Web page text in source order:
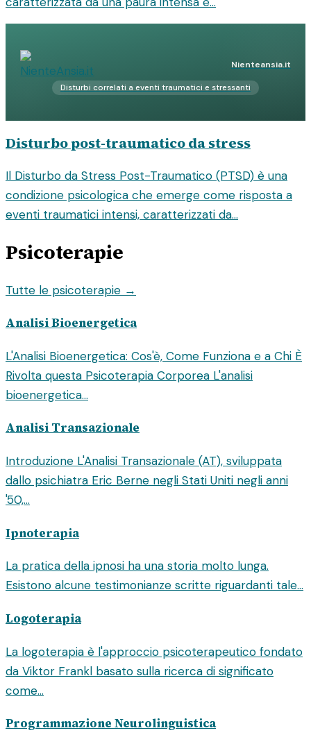
Nienteansia.it
Disturbi correlati a eventi traumatici e stressanti
Disturbo post-traumatico da stress
Il Disturbo da Stress Post-Traumatico (PTSD) è una
condizione psicologica che emerge come risposta a
eventi traumatici intensi, caratterizzati da...
Psicoterapie
Tutte le psicoterapie →
Analisi Bioenergetica
L'Analisi Bioenergetica: Cos'è, Come Funziona e a Chi È
Rivolta questa Psicoterapia Corporea L'analisi
bioenergetica...
Analisi Transazionale
Introduzione L'Analisi Transazionale (AT), sviluppata
dallo psichiatra Eric Berne negli Stati Uniti negli anni
'50,...
Ipnoterapia
La pratica della ipnosi ha una storia molto lunga.
Esistono alcune testimonianze scritte riguardanti tale...
Logoterapia
La logoterapia è l'approccio psicoterapeutico fondato
da Viktor Frankl basato sulla ricerca di significato
come...
Programmazione Neurolinguistica